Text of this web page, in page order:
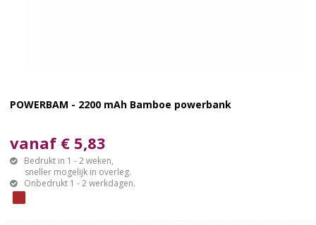
POWERBAM - 2200 mAh Bamboe powerbank
vanaf € 5,83
Bedrukt in 1 - 2 weken,
sneller mogelijk in overleg.
Onbedrukt 1 - 2 werkdagen.